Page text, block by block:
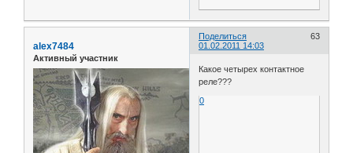
Поделиться
63
01.02.2011 14:03
alex7484
Активный участник
Какое четырех контактное
реле???
0